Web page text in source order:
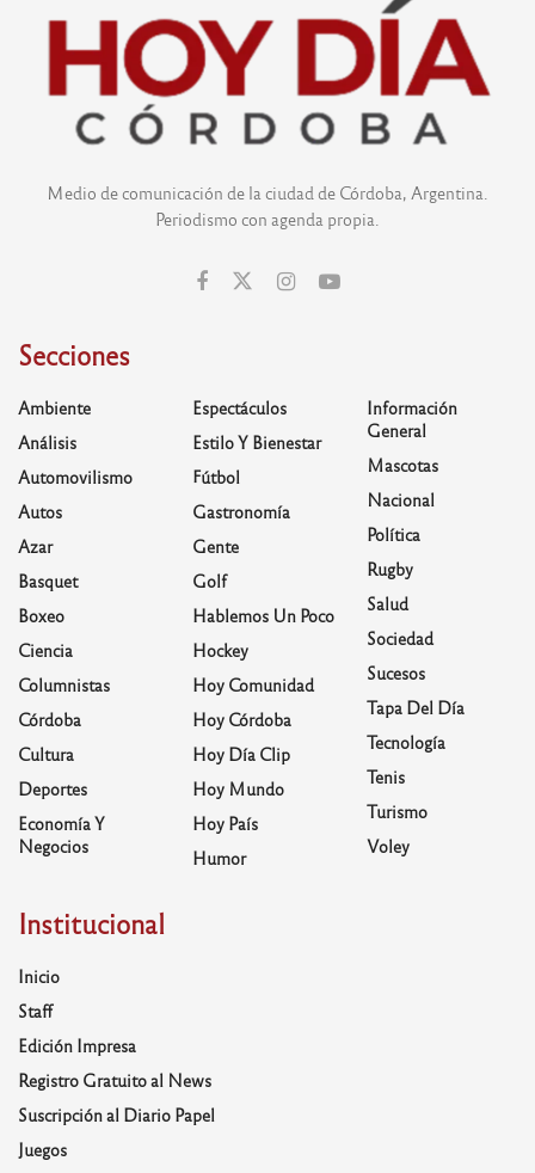
Medio de comunicación de la ciudad de Córdoba, Argentina.
Periodismo con agenda propia.
Secciones
Ambiente
Análisis
Automovilismo
Autos
Azar
Basquet
Boxeo
Ciencia
Columnistas
Córdoba
Cultura
Deportes
Economía Y
Negocios
Espectáculos
Estilo Y Bienestar
Fútbol
Gastronomía
Gente
Golf
Hablemos Un Poco
Hockey
Hoy Comunidad
Hoy Córdoba
Hoy Día Clip
Hoy Mundo
Hoy País
Humor
Información
General
Mascotas
Nacional
Política
Rugby
Salud
Sociedad
Sucesos
Tapa Del Día
Tecnología
Tenis
Turismo
Voley
Institucional
Inicio
Staff
Edición Impresa
Registro Gratuito al News
Suscripción al Diario Papel
Juegos